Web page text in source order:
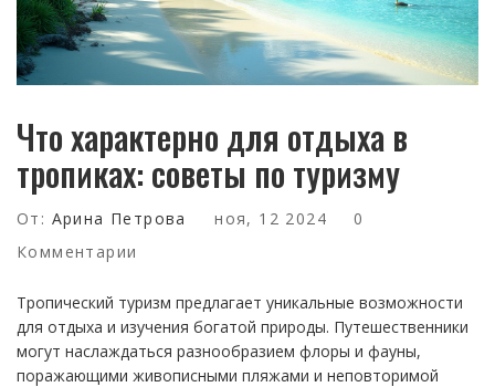
Что характерно для отдыха в
тропиках: советы по туризму
От: Арина Петрова ноя, 12 2024
0
Комментарии
Тропический туризм предлагает уникальные возможности
для отдыха и изучения богатой природы. Путешественники
могут наслаждаться разнообразием флоры и фауны,
поражающими живописными пляжами и неповторимой